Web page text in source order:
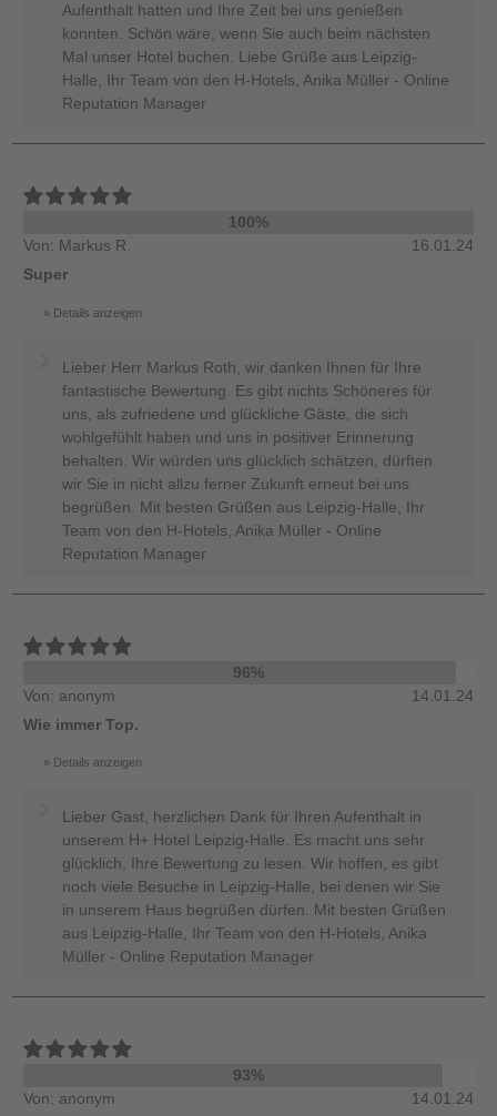
Aufenthalt hatten und Ihre Zeit bei uns genießen
konnten. Schön wäre, wenn Sie auch beim nächsten
Mal unser Hotel buchen. Liebe Grüße aus Leipzig-
Halle, Ihr Team von den H-Hotels, Anika Müller - Online
Reputation Manager
100%
Von: Markus R.
16.01.24
Super
Details anzeigen
Lieber Herr Markus Roth, wir danken Ihnen für Ihre
fantastische Bewertung. Es gibt nichts Schöneres für
uns, als zufriedene und glückliche Gäste, die sich
wohlgefühlt haben und uns in positiver Erinnerung
behalten. Wir würden uns glücklich schätzen, dürften
wir Sie in nicht allzu ferner Zukunft erneut bei uns
begrüßen. Mit besten Grüßen aus Leipzig-Halle, Ihr
Team von den H-Hotels, Anika Müller - Online
Reputation Manager
96%
Von: anonym
14.01.24
Wie immer Top.
Details anzeigen
Lieber Gast, herzlichen Dank für Ihren Aufenthalt in
unserem H+ Hotel Leipzig-Halle. Es macht uns sehr
glücklich, Ihre Bewertung zu lesen. Wir hoffen, es gibt
noch viele Besuche in Leipzig-Halle, bei denen wir Sie
in unserem Haus begrüßen dürfen. Mit besten Grüßen
aus Leipzig-Halle, Ihr Team von den H-Hotels, Anika
Müller - Online Reputation Manager
93%
Von: anonym
14.01.24